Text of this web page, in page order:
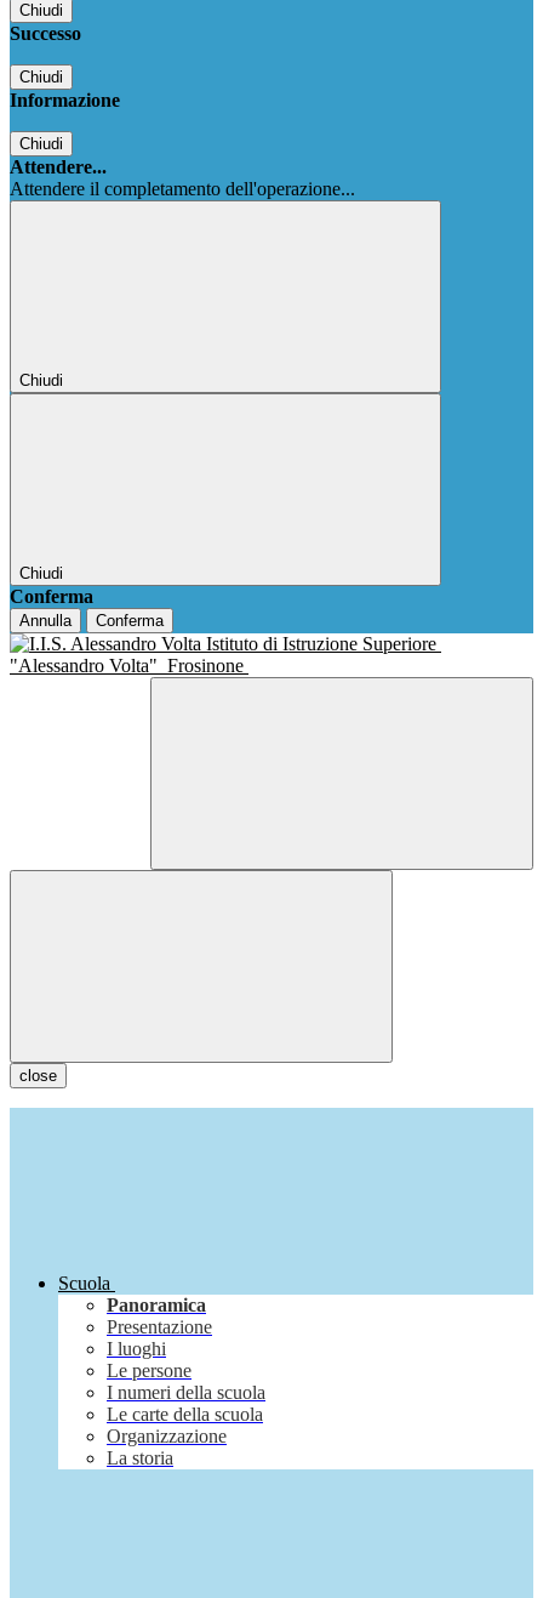
Chiudi
Successo
Chiudi
Informazione
Chiudi
Attendere...
Attendere il completamento dell'operazione...
Chiudi
Chiudi
Conferma
Annulla Conferma
Istituto di Istruzione Superiore
"Alessandro Volta" Frosinone
close
Scuola
Panoramica
Presentazione
I luoghi
Le persone
I numeri della scuola
Le carte della scuola
Organizzazione
La storia